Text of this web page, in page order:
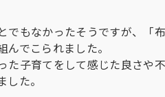
でもなかったそうですが、「
でこられました。
た子育てをして感じた良さや
た。